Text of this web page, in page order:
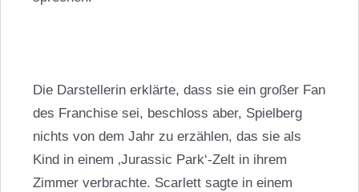
Die Darstellerin erklärte, dass sie ein großer Fan
des Franchise sei, beschloss aber, Spielberg
nichts von dem Jahr zu erzählen, das sie als
Kind in einem ‚Jurassic Park‘-Zelt in ihrem
Zimmer verbrachte. Scarlett sagte in einem